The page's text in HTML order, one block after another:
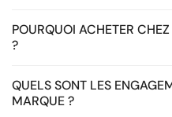
POURQUOI ACHETER
?
QUELS SONT LES
MARQUE ?